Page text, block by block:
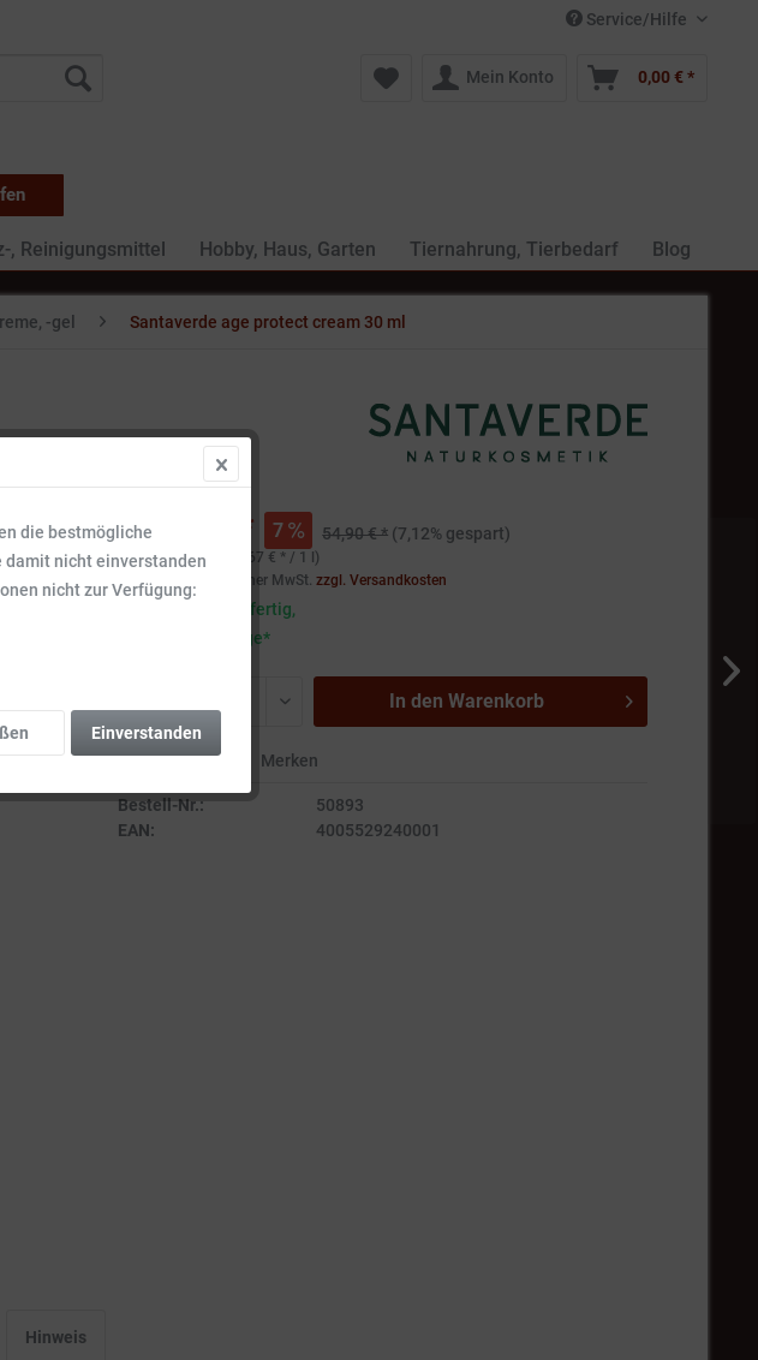
Service/Hilfe
Mein Konto 0,00 € *
, Reinigungsmittel Hobby, Haus, Garten Tiernahrung, Tierbedarf Blog
-gel Santaverde age protect cream 30 ml
50,99 € * 7 54,90 € * (7,12% gespart)
Inhalt:0.03 l (1.699,67 € * / 1 l)
Preise inkl. gesetzlicher MwSt.zzgl. Versandkosten
Sofort versandfertig,
Lieferzeit 3-5 Tage*
In den Warenkorb
Vergleichen Merken
Bestell-Nr.:
50893
EAN:
4005529240001
Hinweis
die bestmögliche
damit nicht einverstanden
nicht zur Verfügung:
Einverstanden